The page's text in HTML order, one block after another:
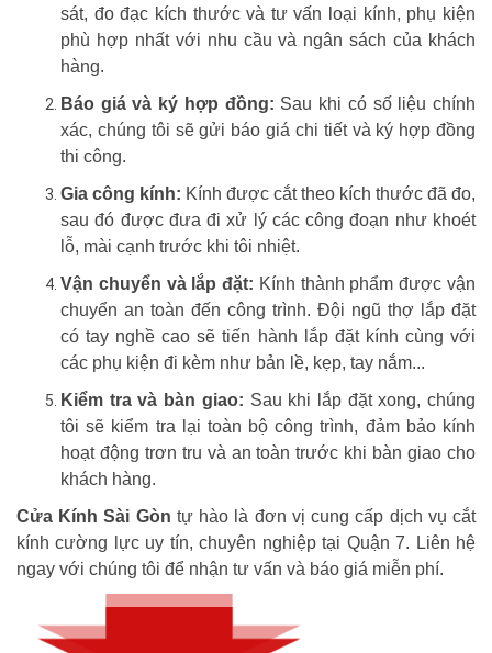
sát, đo đạc kích thước và tư vấn loại kính, phụ kiện
phù hợp nhất với nhu cầu và ngân sách của khách
hàng.
Báo giá và ký hợp đồng: Sau khi có số liệu chính
xác, chúng tôi sẽ gửi báo giá chi tiết và ký hợp đồng
thi công.
Gia công kính: Kính được cắt theo kích thước đã đo,
sau đó được đưa đi xử lý các công đoạn như khoét
lỗ, mài cạnh trước khi tôi nhiệt.
Vận chuyển và lắp đặt: Kính thành phẩm được vận
chuyển an toàn đến công trình. Đội ngũ thợ lắp đặt
có tay nghề cao sẽ tiến hành lắp đặt kính cùng với
các phụ kiện đi kèm như bản lề, kẹp, tay nắm...
Kiểm tra và bàn giao: Sau khi lắp đặt xong, chúng
tôi sẽ kiểm tra lại toàn bộ công trình, đảm bảo kính
hoạt động trơn tru và an toàn trước khi bàn giao cho
khách hàng.
Cửa Kính Sài Gòn tự hào là đơn vị cung cấp dịch vụ cắt
kính cường lực uy tín, chuyên nghiệp tại Quận 7. Liên hệ
ngay với chúng tôi để nhận tư vấn và báo giá miễn phí.